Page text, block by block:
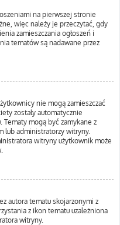
na pierwszej stronie
więc należy je przeczytać, gdy
zamieszczania ogłoszeń i
tematów są nadawane przez
nie mogą zamieszczać
zostały automatycznie
mogą być zamykane z
lub administratorzy witryny.
witryny użytkownik może
autora tematu skojarzonymi z
z ikon tematu uzależniona
witryny.